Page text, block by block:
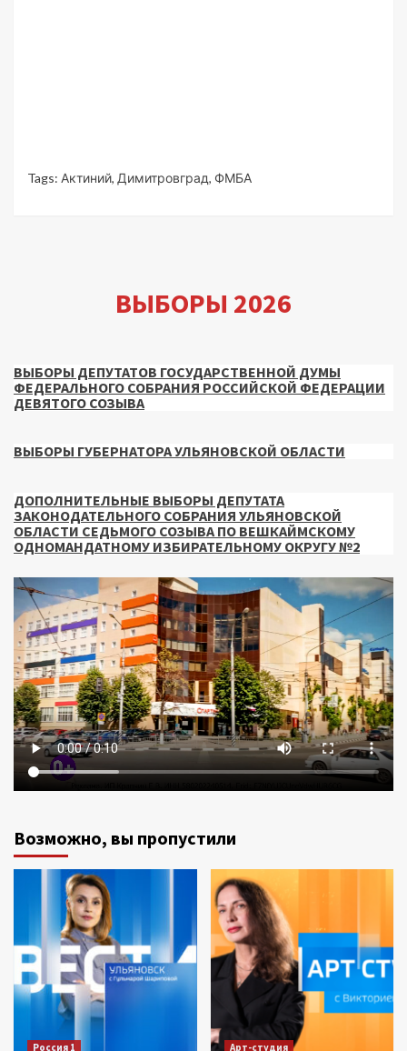
Tags: Актиний, Димитровград, ФМБА
ВЫБОРЫ 2026
ВЫБОРЫ ДЕПУТАТОВ ГОСУДАРСТВЕННОЙ ДУМЫ
ФЕДЕРАЛЬНОГО СОБРАНИЯ РОССИЙСКОЙ ФЕДЕРАЦИИ
ДЕВЯТОГО СОЗЫВА
ВЫБОРЫ ГУБЕРНАТОРА УЛЬЯНОВСКОЙ ОБЛАСТИ
ДОПОЛНИТЕЛЬНЫЕ ВЫБОРЫ ДЕПУТАТА
ЗАКОНОДАТЕЛЬНОГО СОБРАНИЯ УЛЬЯНОВСКОЙ
ОБЛАСТИ СЕДЬМОГО СОЗЫВА ПО ВЕШКАЙМСКОМУ
ОДНОМАНДАТНОМУ ИЗБИРАТЕЛЬНОМУ ОКРУГУ №2
Возможно, вы пропустили
Россия 1 Арт-студия